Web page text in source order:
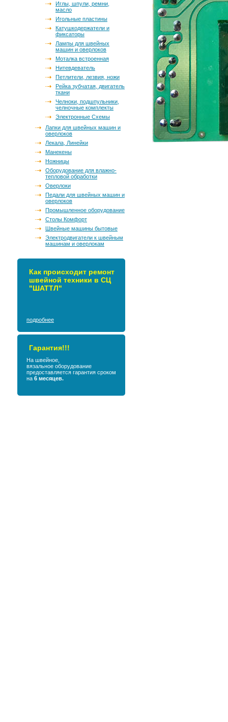
Иглы, шпули, ремни,
масло
Игольные пластины
Катушкодержатели и
фиксаторы
Лампы для швейных
машин и оверлоков
Моталка встроенная
Нитевдеватель
Петлители, лезвия, ножи
Рейка зубчатая, двигатель
ткани
Челноки, подшпульники,
челночные комплекты
Электронные Схемы
Лапки для швейных машин и
оверлоков
Лекала, Линейки
Манекены
Ножницы
Оборудование для влажно-
тепловой обработки
Оверлоки
Педали для швейных машин и
оверлоков
Промышленное оборудование
Столы Комфорт
Швейные машины бытовые
Электродвигатели к швейным
машинам и оверлокам
Как происходит ремонт
швейной техники в СЦ
"ШАТТЛ"
подробнее
Гарантия!!!
На швейное,
вязальное оборудование
предоставляется гарантия сроком
на 6 месяцев.